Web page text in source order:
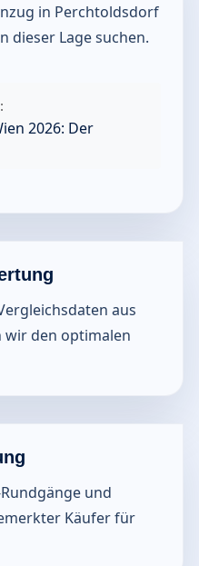
in Perchtoldsdorf
dieser Lage suchen.
2026: Der
aus
den optimalen
und
Käufer für